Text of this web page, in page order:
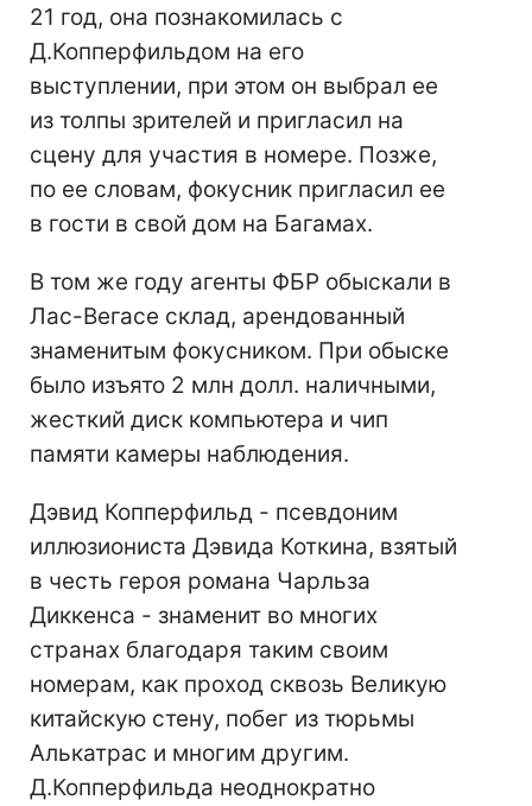
21 год, она познакомилась с
Д.Копперфильдом на его
выступлении, при этом он выбрал ее
из толпы зрителей и пригласил на
сцену для участия в номере. Позже,
по ее словам, фокусник пригласил ее
в гости в свой дом на Багамах.
В том же году агенты ФБР обыскали в
Лас-Вегасе склад, арендованный
знаменитым фокусником. При обыске
было изъято 2 млн долл. наличными,
жесткий диск компьютера и чип
памяти камеры наблюдения.
Дэвид Копперфильд - псевдоним
иллюзиониста Дэвида Коткина, взятый
в честь героя романа Чарльза
Диккенса - знаменит во многих
странах благодаря таким своим
номерам, как проход сквозь Великую
китайскую стену, побег из тюрьмы
Алькатрас и многим другим.
Д.Копперфильда неоднократно